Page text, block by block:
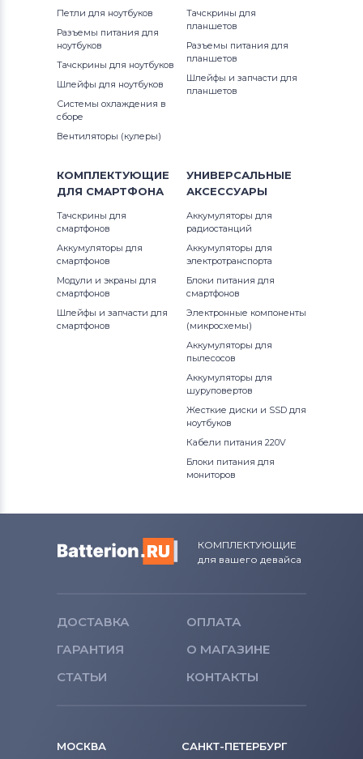
Петли для ноутбуков
Разъемы питания для
ноутбуков
Тачскрины для ноутбуков
Шлейфы для ноутбуков
Системы охлаждения в
сборе
Вентиляторы (кулеры)
Тачскрины для
планшетов
Разъемы питания для
планшетов
Шлейфы и запчасти для
планшетов
КОМПЛЕКТУЮЩИЕ
ДЛЯ СМАРТФОНА
Тачскрины для
смартфонов
Аккумуляторы для
смартфонов
Модули и экраны для
смартфонов
Шлейфы и запчасти для
смартфонов
УНИВЕРСАЛЬНЫЕ
АКСЕССУАРЫ
Аккумуляторы для
радиостанций
Аккумуляторы для
электротранспорта
Блоки питания для
смартфонов
Электронные компоненты
(микросхемы)
Аккумуляторы для
пылесосов
Аккумуляторы для
шуруповертов
Жесткие диски и SSD для
ноутбуков
Кабели питания 220V
Блоки питания для
мониторов
КОМПЛЕКТУЮЩИЕ
для вашего девайса
ДОСТАВКА
ОПЛАТА
ГАРАНТИЯ
О МАГАЗИНЕ
СТАТЬИ
КОНТАКТЫ
МОСКВА САНКТ-ПЕТЕРБУРГ